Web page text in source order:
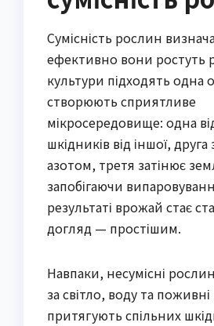
Сумісність рослин
ефективно вони ростуть
культури підходять одна
створюють сприятливе
мікросередовище: одна
шкідників від іншої, друга
азотом, третя затінює
запобігаючи
результаті врожай стає
догляд — простішим.
Навпаки, несумісні
за світло, воду та
притягують спільних